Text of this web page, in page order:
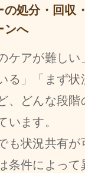
の処分・回収
ンへ
ケアが難し
る」「まず状
、どんな段階
います。
も状況共有が
条件によって